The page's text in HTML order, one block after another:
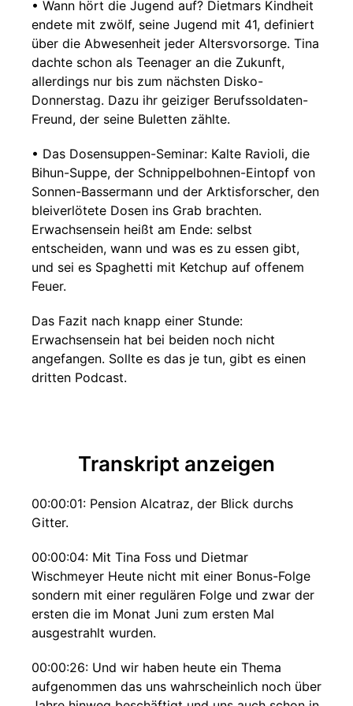
• Wann hört die Jugend auf? Dietmars Kindheit
endete mit zwölf, seine Jugend mit 41, definiert
über die Abwesenheit jeder Altersvorsorge. Tina
dachte schon als Teenager an die Zukunft,
allerdings nur bis zum nächsten Disko-
Donnerstag. Dazu ihr geiziger Berufssoldaten-
Freund, der seine Buletten zählte.
• Das Dosensuppen-Seminar: Kalte Ravioli, die
Bihun-Suppe, der Schnippelbohnen-Eintopf von
Sonnen-Bassermann und der Arktisforscher, den
bleiverlötete Dosen ins Grab brachten.
Erwachsensein heißt am Ende: selbst
entscheiden, wann und was es zu essen gibt,
und sei es Spaghetti mit Ketchup auf offenem
Feuer.
Das Fazit nach knapp einer Stunde:
Erwachsensein hat bei beiden noch nicht
angefangen. Sollte es das je tun, gibt es einen
dritten Podcast.
Transkript anzeigen
00:00:01: Pension Alcatraz, der Blick durchs
Gitter.
00:00:04: Mit Tina Foss und Dietmar
Wischmeyer Heute nicht mit einer Bonus-Folge
sondern mit einer regulären Folge und zwar der
ersten die im Monat Juni zum ersten Mal
ausgestrahlt wurden.
00:00:26: Und wir haben heute ein Thema
aufgenommen das uns wahrscheinlich noch über